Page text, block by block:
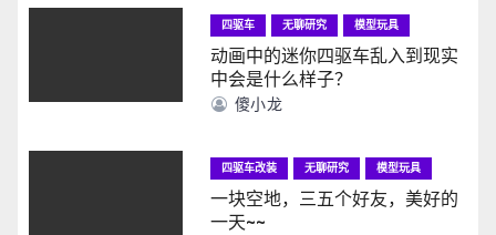
四驱车 无聊研究 模型玩具
动画中的迷你四驱车乱入到现实
中会是什么样子？
傻小龙
四驱车改装 无聊研究 模型玩具
一块空地，三五个好友，美好的
一天~~